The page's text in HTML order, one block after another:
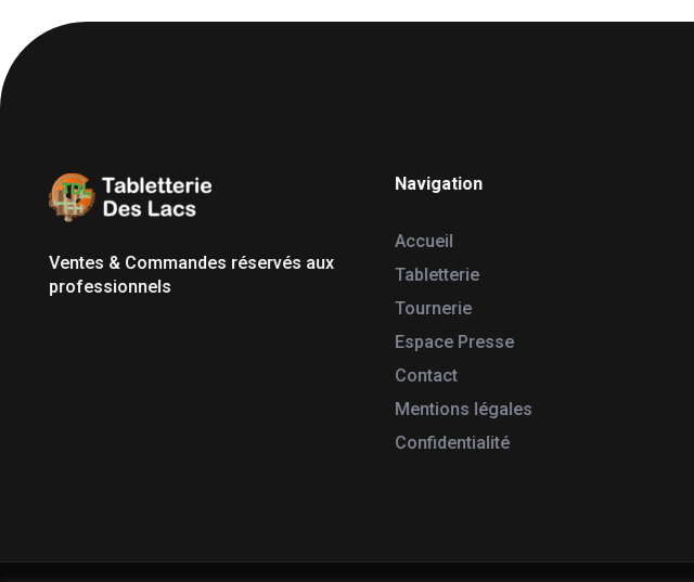
Ventes & Commandes réservés aux
professionnels
Navigation
Accueil
Tabletterie
Tournerie
Espace Presse
Contact
Mentions légales
Confidentialité